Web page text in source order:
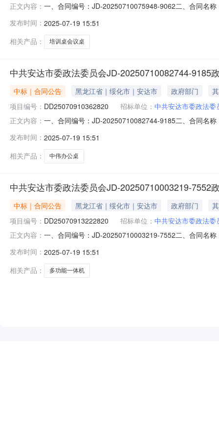
正文内容： 一、合同编号：JD-20250710075948-9062二、合同名
黑龙江省绥化市安达市正阳街一道街北海达后院工会家
发布时间： 2025-07-19 15:51
相关产品：
培训桌会议桌
中共安达市委政法委员会JD-20250710082744-9185
中标｜合同公告 黑龙江省｜绥化市｜安达市 政府部门
项目编号： DD25070910362820 招标单位： 中共安达市委政法委
正文内容： 一、合同编号：JD-20250710082744-9185二、合同名
黑龙江省绥化市安达市正阳街一道街北海达后院工会家
发布时间： 2025-07-19 15:51
相关产品：
中伟办公桌
中共安达市委政法委员会JD-20250710003219-7552
中标｜合同公告 黑龙江省｜绥化市｜安达市 政府部门
项目编号： DD25070913222820 招标单位： 中共安达市委政法委
正文内容： 一、合同编号：JD-20250710003219-7552二、合同名
司地址：黑龙江省绥化市安达市正阳街一道街北海达后
发布时间： 2025-07-19 15:51
相关产品：
多功能一体机